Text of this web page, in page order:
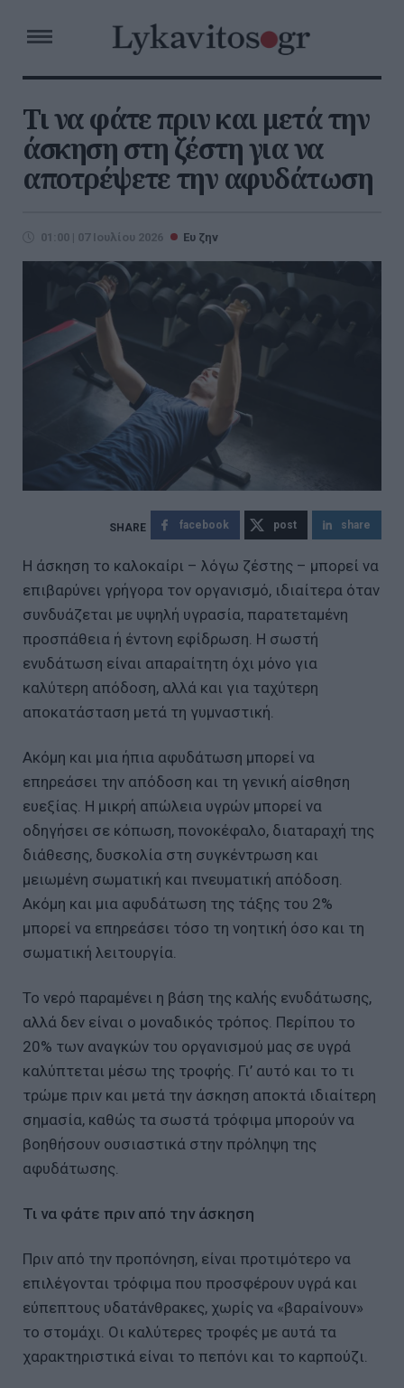
Τι να φάτε πριν και μετά την
άσκηση στη ζέστη για να
αποτρέψετε την αφυδάτωση
01:00 | 07 Ιουλίου 2026 Ευ ζην
facebook post share
Η άσκηση το καλοκαίρι – λόγω ζέστης – μπορεί να
επιβαρύνει γρήγορα τον οργανισμό, ιδιαίτερα όταν
συνδυάζεται με υψηλή υγρασία, παρατεταμένη
προσπάθεια ή έντονη εφίδρωση. Η σωστή
ενυδάτωση είναι απαραίτητη όχι μόνο για
καλύτερη απόδοση, αλλά και για ταχύτερη
αποκατάσταση μετά τη γυμναστική.
Ακόμη και μια ήπια αφυδάτωση μπορεί να
επηρεάσει την απόδοση και τη γενική αίσθηση
ευεξίας. Η μικρή απώλεια υγρών μπορεί να
οδηγήσει σε κόπωση, πονοκέφαλο, διαταραχή της
διάθεσης, δυσκολία στη συγκέντρωση και
μειωμένη σωματική και πνευματική απόδοση.
Ακόμη και μια αφυδάτωση της τάξης του 2%
μπορεί να επηρεάσει τόσο τη νοητική όσο και τη
σωματική λειτουργία.
Το νερό παραμένει η βάση της καλής ενυδάτωσης,
αλλά δεν είναι ο μοναδικός τρόπος. Περίπου το
20% των αναγκών του οργανισμού μας σε υγρά
καλύπτεται μέσω της τροφής. Γι’ αυτό και το τι
τρώμε πριν και μετά την άσκηση αποκτά ιδιαίτερη
σημασία, καθώς τα σωστά τρόφιμα μπορούν να
βοηθήσουν ουσιαστικά στην πρόληψη της
αφυδάτωσης.
Τι να φάτε πριν από την άσκηση
Πριν από την προπόνηση, είναι προτιμότερο να
επιλέγονται τρόφιμα που προσφέρουν υγρά και
εύπεπτους υδατάνθρακες, χωρίς να «βαραίνουν»
το στομάχι. Οι καλύτερες τροφές με αυτά τα
χαρακτηριστικά είναι το πεπόνι και το καρπούζι.